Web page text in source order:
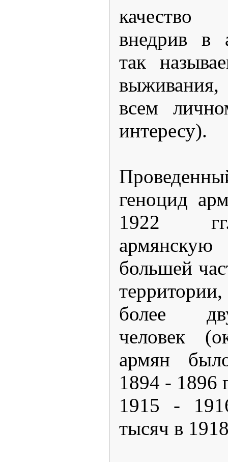
внедрив в
так
выживания,
всем
интересу).
геноцид
1922
армянскую
большей
более
человек
армян
1894 - 1896
1915 -
тысяч в